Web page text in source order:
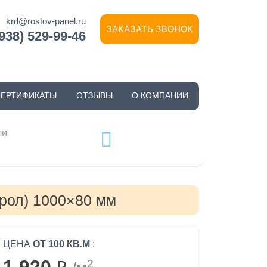
krd@rostov-panel.ru
529-99-46 ЗАКАЗАТЬ ЗВОНОК
ОТЗЫВЫ О КОМПАНИИ
1000×80 мм
ЦЕНА ОТ 100 КВ.М :
2